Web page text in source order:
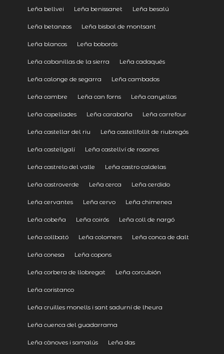
Leña bellvei Leña benissanet Leña besalú
Leña betanzos Leña bisbal de montsant
Leña blancos Leña boborás
Leña cabanillas de la sierra Leña cadaqués
Leña calonge de segarra Leña cambados
Leña cambre Leña can forns Leña canyellas
Leña capellades Leña carabaña Leña carrefour
Leña castellar del riu Leña castellfollit de riubregós
Leña castellgalí Leña castellví de rosanes
Leña castrelo del valle Leña castro caldelas
Leña castroverde Leña cerca Leña cerdido
Leña cervantes Leña cervo Leña chimenea
Leña cobeña Leña coirós Leña coll de nargó
Leña collbató Leña colomers Leña conca de dalt
Leña conesa Leña copons
Leña corbera de llobregat Leña corcubión
Leña coristanco
Leña cruïlles monells i sant sadurní de lheura
Leña cuenca del guadarrama
Leña cànoves i samalús Leña das